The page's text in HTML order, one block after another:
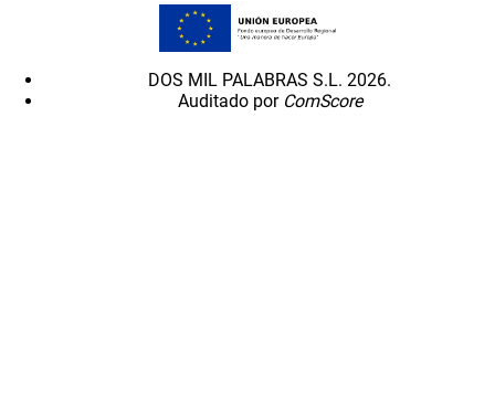
DOS MIL PALABRAS S.L. 2026.
Auditado por ComScore